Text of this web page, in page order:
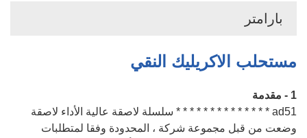
بارامتر
مستحلب الاكريليك النقي
1 - مقدمة
ad51 * * * * * * * * * * * * * * سلسلة لاصقة عالية الأداء لاصقة
وضعت من قبل مجموعة شركة ، المحدودة وفقا لمتطلبات